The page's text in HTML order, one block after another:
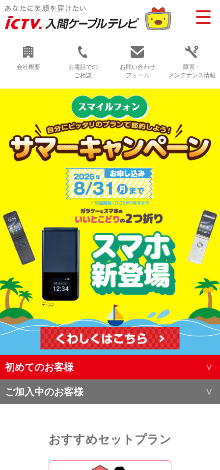
会社概要
お電話での
ご相談
お問い合わせ
フォーム
障害・
メンテナンス情報
初めてのお客様
ご加入中のお客様
おすすめセットプラン